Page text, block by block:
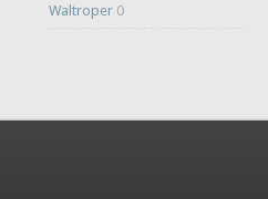
Waltroper 0